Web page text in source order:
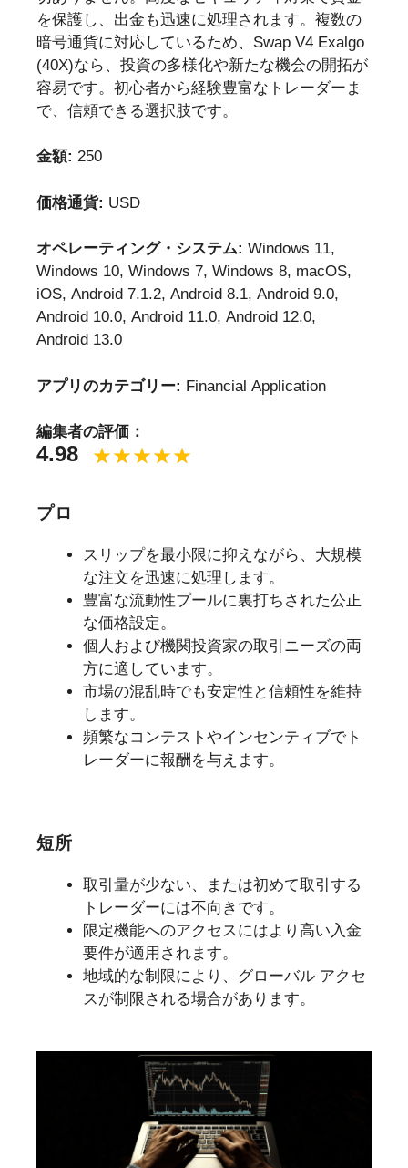
を保護し、出金も迅速に処理されます。複数の
暗号通貨に対応しているため、Swap V4 Exalgo
(40X)なら、投資の多様化や新たな機会の開拓が
容易です。初心者から経験豊富なトレーダーま
で、信頼できる選択肢です。
金額: 250
価格通貨: USD
オペレーティング・システム: Windows 11,
Windows 10, Windows 7, Windows 8, macOS,
iOS, Android 7.1.2, Android 8.1, Android 9.0,
Android 10.0, Android 11.0, Android 12.0,
Android 13.0
アプリのカテゴリー: Financial Application
編集者の評価：
4.98
プロ
スリップを最小限に抑えながら、大規模
な注文を迅速に処理します。
豊富な流動性プールに裏打ちされた公正
な価格設定。
個人および機関投資家の取引ニーズの両
方に適しています。
市場の混乱時でも安定性と信頼性を維持
します。
頻繁なコンテストやインセンティブでト
レーダーに報酬を与えます。
短所
取引量が少ない、または初めて取引する
トレーダーには不向きです。
限定機能へのアクセスにはより高い入金
要件が適用されます。
地域的な制限により、グローバル アクセ
スが制限される場合があります。